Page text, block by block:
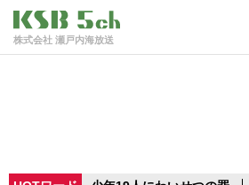
株式会社 瀬戸内海放送